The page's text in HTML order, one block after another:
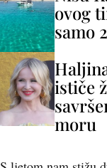
ovog
samo
ističe
moru